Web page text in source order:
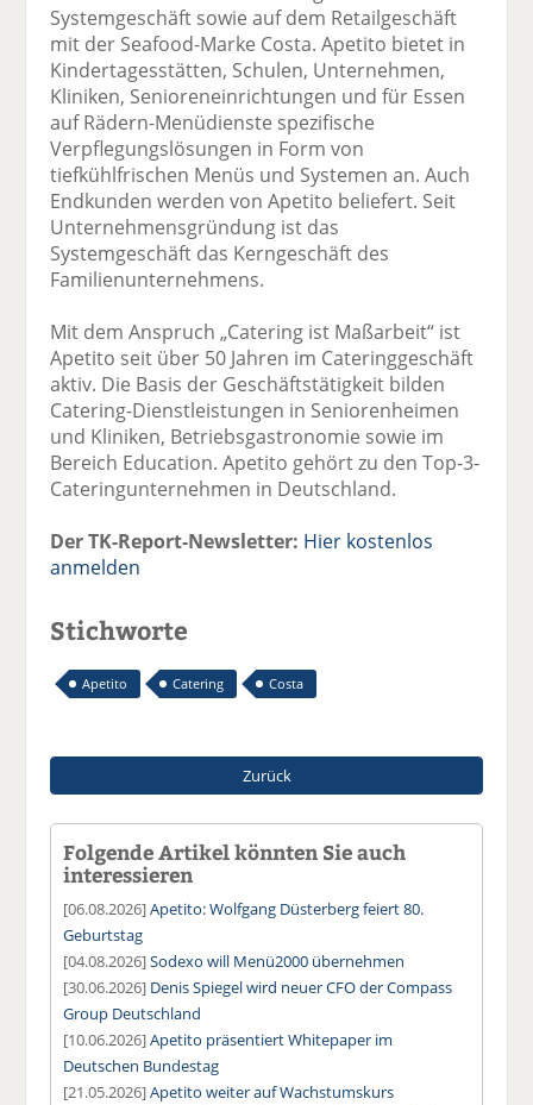
Systemgeschäft sowie auf dem Retailgeschäft
mit der Seafood-Marke Costa. Apetito bietet in
Kindertagesstätten, Schulen, Unternehmen,
Kliniken, Senioreneinrichtungen und für Essen
auf Rädern-Menüdienste spezifische
Verpflegungslösungen in Form von
tiefkühlfrischen Menüs und Systemen an. Auch
Endkunden werden von Apetito beliefert. Seit
Unternehmensgründung ist das
Systemgeschäft das Kerngeschäft des
Familienunternehmens.
Mit dem Anspruch „Catering ist Maßarbeit“ ist
Apetito seit über 50 Jahren im Cateringgeschäft
aktiv. Die Basis der Geschäftstätigkeit bilden
Catering-Dienstleistungen in Seniorenheimen
und Kliniken, Betriebsgastronomie sowie im
Bereich Education. Apetito gehört zu den Top-3-
Cateringunternehmen in Deutschland.
Der TK-Report-Newsletter: Hier kostenlos
anmelden
Stichworte
Apetito Catering Costa
Zurück
Folgende Artikel könnten Sie auch
interessieren
[06.08.2026]Apetito: Wolfgang Düsterberg feiert 80.
Geburtstag
[04.08.2026]Sodexo will Menü2000 übernehmen
[30.06.2026] Denis Spiegel wird neuer CFO der Compass
Group Deutschland
[10.06.2026]Apetito präsentiert Whitepaper im
Deutschen Bundestag
[21.05.2026]Apetito weiter auf Wachstumskurs